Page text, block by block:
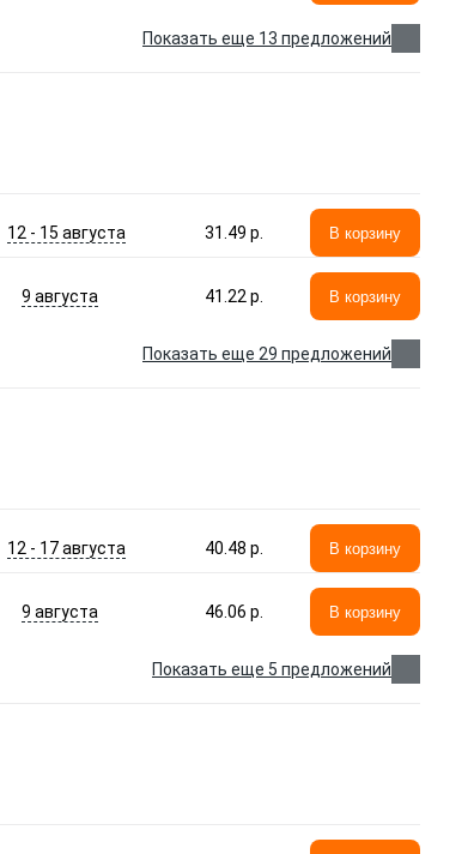
Показать еще 13 предложений
12 - 15 августа 31.49 p. В корзину
9 августа 41.22 p. В корзину
Показать еще 29 предложений
12 - 17 августа 40.48 p. В корзину
9 августа 46.06 p. В корзину
Показать еще 5 предложений